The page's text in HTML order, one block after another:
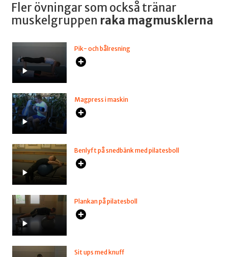
Fler övningar som också tränar
muskelgruppen raka magmusklerna
Pik- och bålresning
Magpress i maskin
Benlyft på snedbänk med pilatesboll
Plankan på pilatesboll
Sit ups med knuff